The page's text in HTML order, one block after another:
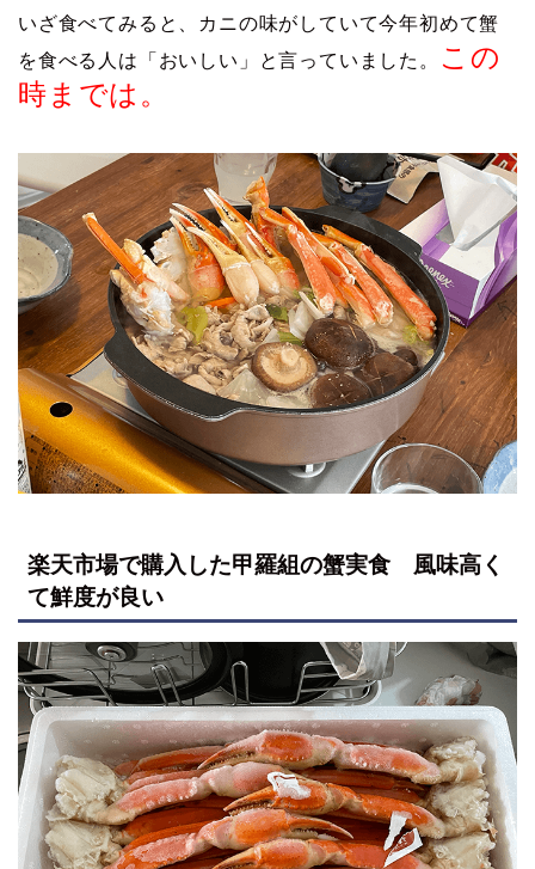
いざ食べてみると、カニの味がしていて今年初めて蟹
を食べる人は「おいしい」と言っていました。
この
時までは。
楽天市場で購入した甲羅組の蟹実食 風味高く
て鮮度が良い